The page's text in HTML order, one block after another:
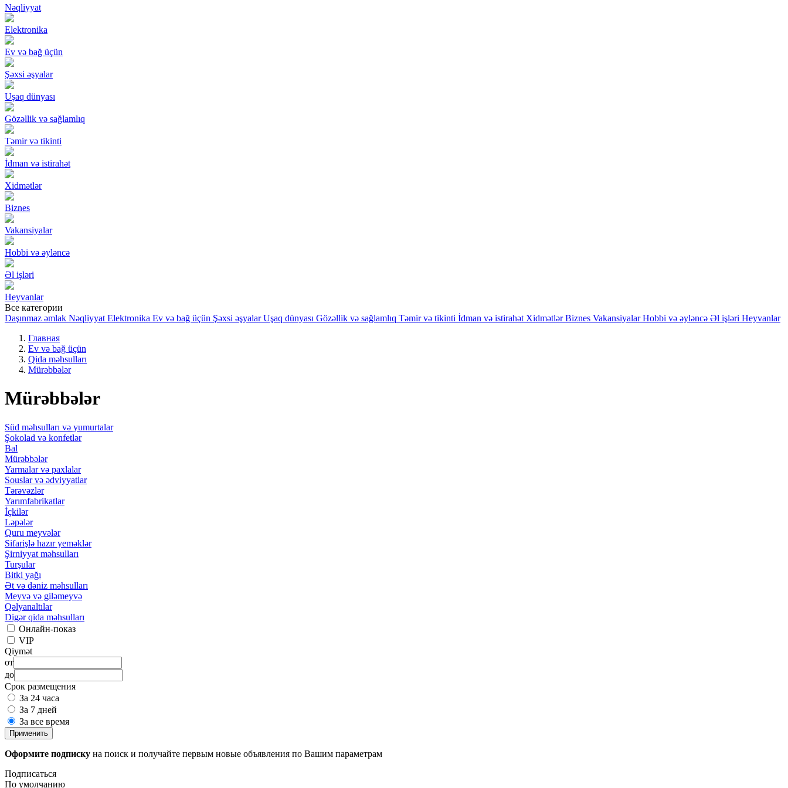
Nəqliyyat
Elektronika
Ev və bağ üçün
Şəxsi əşyalar
Uşaq dünyası
Gözəllik və sağlamlıq
Təmir və tikinti
İdman və istirahət
Xidmətlər
Biznes
Vakansiyalar
Hobbi və əyləncə
Əl işləri
Heyvanlar
Все категории
Daşınmaz əmlak Nəqliyyat Elektronika Ev və bağ üçün Şəxsi əşyalar Uşaq dünyası Gözəllik və sağlamlıq Təmir və tikinti İdman və istirahət Xidmətlər Biznes Vakansiyalar Hobbi və əyləncə Əl işləri Heyvanlar
Главная
Ev və bağ üçün
Qida məhsulları
Mürəbbələr
Mürəbbələr
Süd məhsulları və yumurtalar
Şokolad və konfetlər
Bal
Mürəbbələr
Yarmalar və paxlalar
Souslar və ədviyyatlar
Tərəvəzlər
Yarımfabrikatlar
İçkilər
Ləpələr
Quru meyvələr
Sifarişlə hazır yeməklər
Şirniyyat məhsulları
Turşular
Bitki yağı
Ət və dəniz məhsulları
Meyvə və giləmeyvə
Qəlyanaltılar
Digər qida məhsulları
Онлайн-показ
VIP
Qiymət
от
до
Срок размещения
За 24 часа
За 7 дней
За все время
Применить
Оформите подписку на поиск и получайте первым новые объявления по Вашим параметрам
Подписаться
По умолчанию